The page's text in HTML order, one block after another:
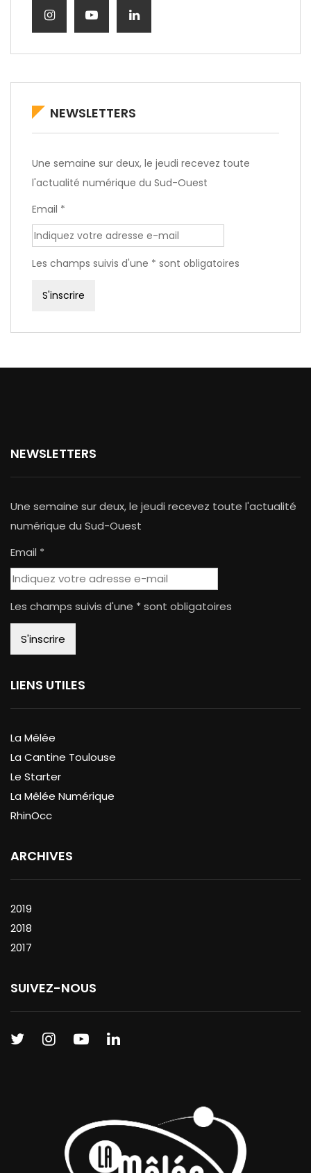
NEWSLETTERS
Une semaine sur deux, le jeudi recevez toute
l'actualité numérique du Sud-Ouest
Email *
Les champs suivis d'une * sont obligatoires
NEWSLETTERS
Une semaine sur deux, le jeudi recevez toute l'actualité
numérique du Sud-Ouest
Email *
Les champs suivis d'une * sont obligatoires
LIENS UTILES
La Mêlée
La Cantine Toulouse
Le Starter
La Mêlée Numérique
RhinOcc
ARCHIVES
2019
2018
2017
SUIVEZ-NOUS